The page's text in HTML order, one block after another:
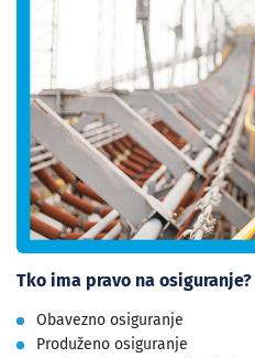
Tko ima pravo na osiguranje?
Obavezno osiguranje
Produženo osiguranje